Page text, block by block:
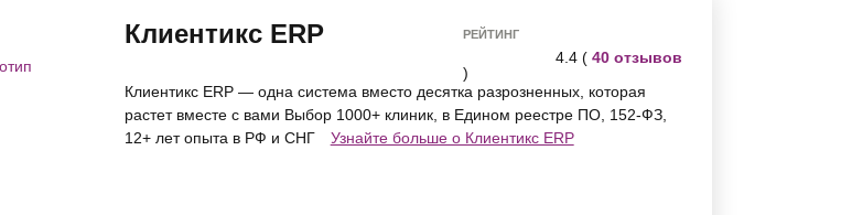
Клиентикс ERP РЕЙТИНГ
4.4 ( 40 отзывов
)
Клиентикс ERP — одна система вместо десятка разрозненных, которая
растет вместе с вами Выбор 1000+ клиник, в Едином реестре ПО, 152-ФЗ,
12+ лет опыта в РФ и СНГ
Узнайте больше о Клиентикс ERP